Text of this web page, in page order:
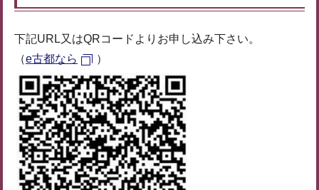
下記URL又はQRコードよりお申し込み下さい。
（e古都なら ）